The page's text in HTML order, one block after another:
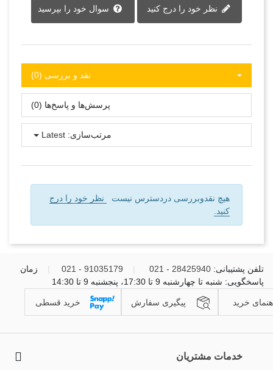
سوال خود را بپرسید
نقد و بررسی‌‌ (0)
پرسش‌ها و پاسخ‌ها (0)
مرتب‌سازی: Latest
هیچ نقدوبررسی دردسترس نیست
نظر خود را درج
کنید.
تلفن پشتیبانی: 28425940 - 021
91035179 - 021
زمان
پاسخگویی: شنبه تا چهارشنبه 9 تا 17:30، پنجشنبه 9 تا 14:30
خرید پیگیری سفارش خرید قسطی
خدمات مشتریان